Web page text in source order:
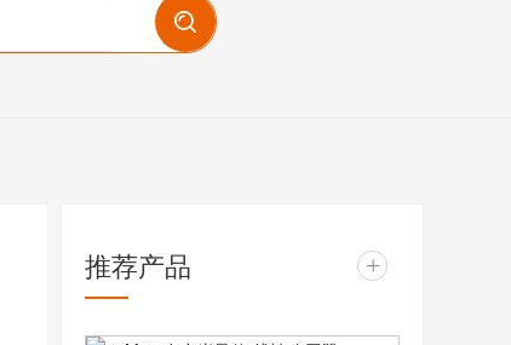
推荐产品 +